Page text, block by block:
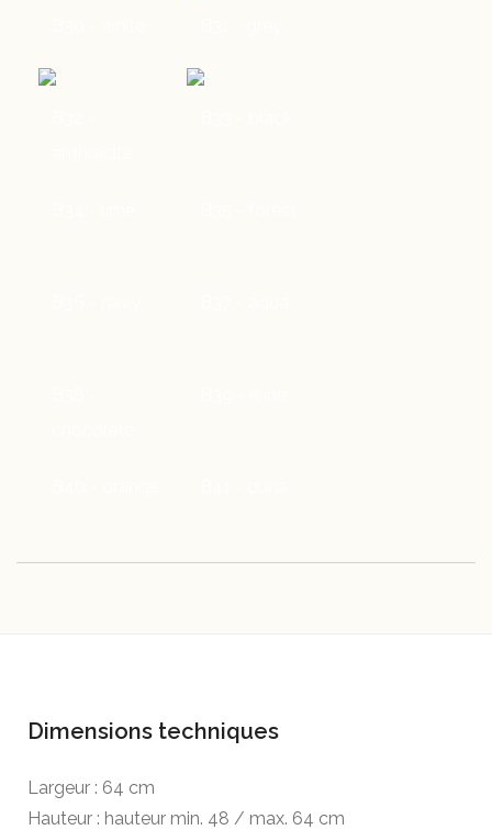
Dimensions techniques
Largeur : 64 cm
Hauteur : hauteur min. 48 / max. 64 cm